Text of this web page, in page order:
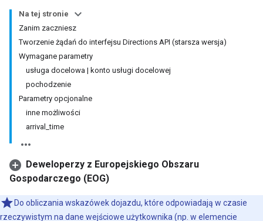
Na tej stronie
Zanim zaczniesz
Tworzenie żądań do interfejsu Directions API (starsza wersja)
Wymagane parametry
usługa docelowa | konto usługi docelowej
pochodzenie
Parametry opcjonalne
inne możliwości
arrival_time
Deweloperzy z Europejskiego Obszaru
Gospodarczego (EOG)
Do obliczania wskazówek dojazdu, które odpowiadają w czasie
rzeczywistym na dane wejściowe użytkownika (np. w elemencie